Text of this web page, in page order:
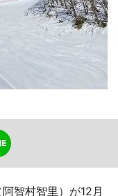
智村智里）が12月